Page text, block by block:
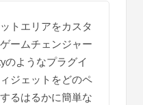
トエリアをカスタ
ームチェンジャー
のようなプラグイ
ジェットをどのペ
るはるかに簡単な